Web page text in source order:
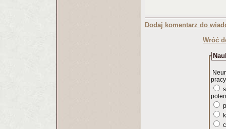
Dodaj komentarz do
Wróć